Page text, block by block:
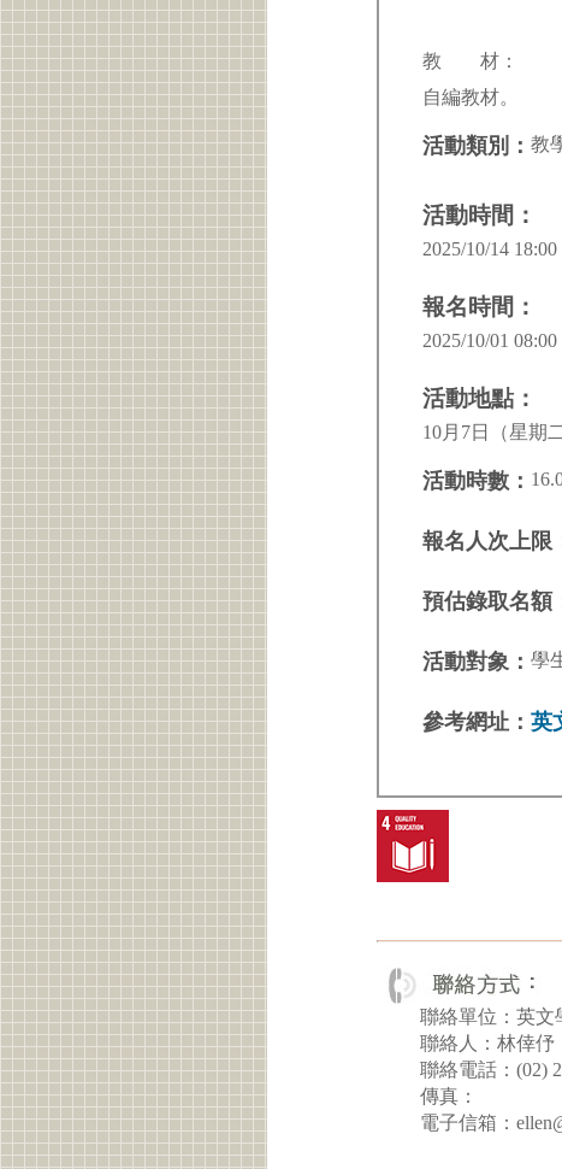
教 材：
自編教材。
活動類別： 教
活動時間：
2025/10/14
報名時間：
2025/10/01
活動地點：
10月7日（星期
活動時數：
報名人次上限
預估錄取名額
活動對象： 學
參考網址： 英
聯絡單位：英文
聯絡人：林倖伃
聯絡電話：(02)
傳真：
電子信箱：